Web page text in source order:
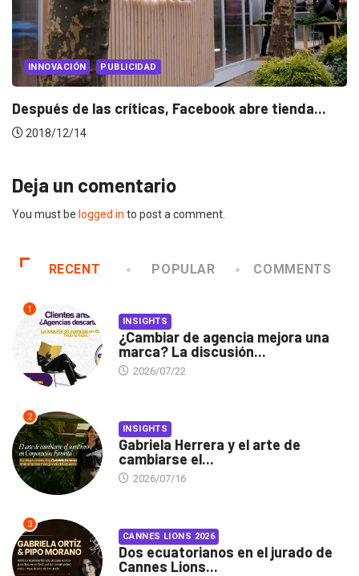
PUBLICIDAD PUBLICIDAD INTERNACIONAL
Nike lanza serie documental en IGTV con...
2018/12/07
Deja un comentario
You must be logged in to post a comment.
RECENT POPULAR COMMENTS
1
INSIGHTS
¿Cambiar de agencia mejora una
marca? La discusión...
2026/07/22
2
INSIGHTS
Gabriela Herrera y el arte de
cambiarse el...
2026/07/16
3
CANNES LIONS 2026
Dos ecuatorianos en el jurado de
Cannes Lions...